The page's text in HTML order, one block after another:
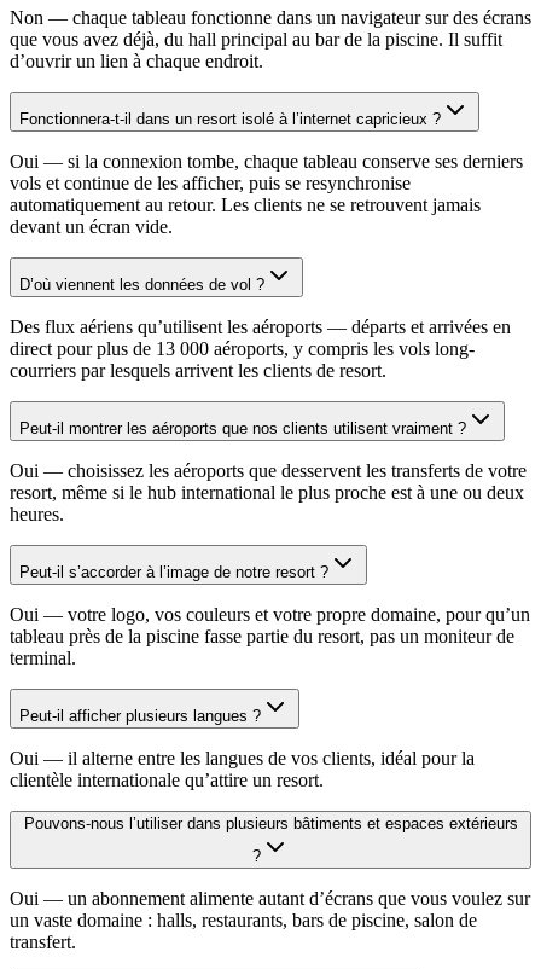
Non — chaque tableau fonctionne dans un navigateur sur des écrans
que vous avez déjà, du hall principal au bar de la piscine. Il suffit
d’ouvrir un lien à chaque endroit.
Fonctionnera-t-il dans un resort isolé à l’internet capricieux ?
Oui — si la connexion tombe, chaque tableau conserve ses derniers
vols et continue de les afficher, puis se resynchronise
automatiquement au retour. Les clients ne se retrouvent jamais
devant un écran vide.
D’où viennent les données de vol ?
Des flux aériens qu’utilisent les aéroports — départs et arrivées en
direct pour plus de 13 000 aéroports, y compris les vols long-
courriers par lesquels arrivent les clients de resort.
Peut-il montrer les aéroports que nos clients utilisent vraiment ?
Oui — choisissez les aéroports que desservent les transferts de votre
resort, même si le hub international le plus proche est à une ou deux
heures.
Peut-il s’accorder à l’image de notre resort ?
Oui — votre logo, vos couleurs et votre propre domaine, pour qu’un
tableau près de la piscine fasse partie du resort, pas un moniteur de
terminal.
Peut-il afficher plusieurs langues ?
Oui — il alterne entre les langues de vos clients, idéal pour la
clientèle internationale qu’attire un resort.
Pouvons-nous l’utiliser dans plusieurs bâtiments et espaces extérieurs
?
Oui — un abonnement alimente autant d’écrans que vous voulez sur
un vaste domaine : halls, restaurants, bars de piscine, salon de
transfert.